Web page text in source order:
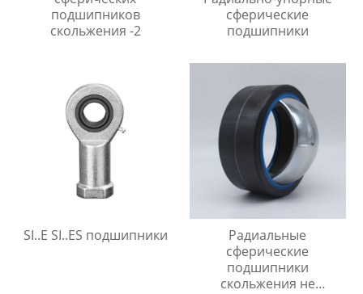
подшипников
скольжения -2
сферические
подшипники
SI..E SI..ES подшипники
Радиальные
сферические
подшипники
скольжения не